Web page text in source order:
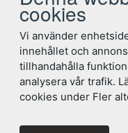
cookies
Vi använder
innehållet och
tillhandahålla
analysera vår trafik.
cookies under Fler